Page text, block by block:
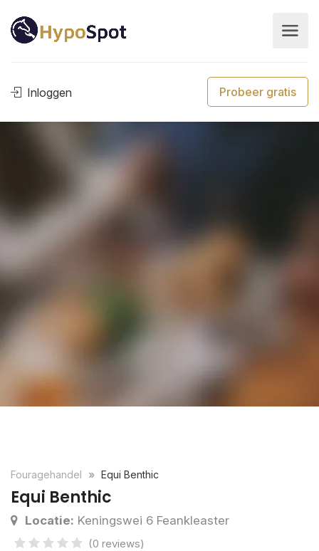
Inloggen Probeer gratis
Fouragehandel Equi Benthic
Equi Benthic
Locatie: Keningswei 6 Feankleaster
(0 reviews)